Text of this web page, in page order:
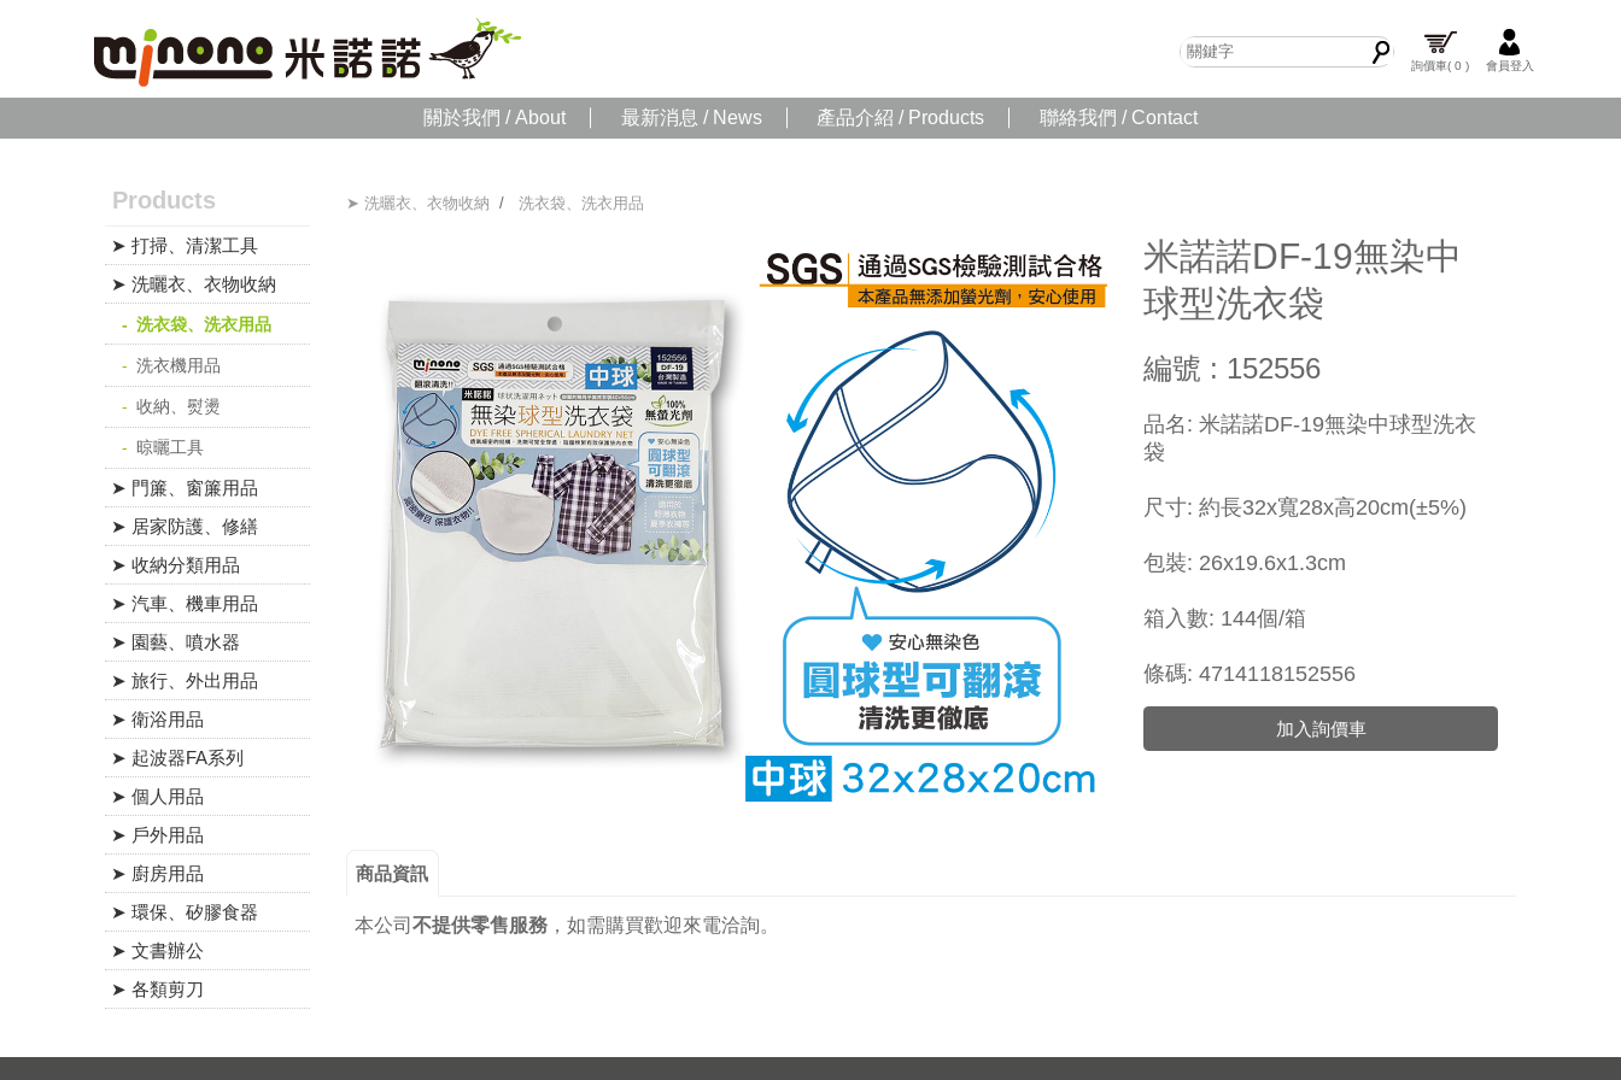
詢價車( 0 ) 會員登入
關於我們 / About 最新消息 / News 產品介紹 / Products 聯絡我們 / Contact
Products
➤ 打掃、清潔工具
➤ 洗曬衣、衣物收納
洗衣袋、洗衣用品
洗衣機用品
收納、熨燙
晾曬工具
➤ 門簾、窗簾用品
➤ 居家防護、修繕
➤ 收納分類用品
➤ 汽車、機車用品
➤ 園藝、噴水器
➤ 旅行、外出用品
➤ 衛浴用品
➤ 起波器FA系列
➤ 個人用品
➤ 戶外用品
➤ 廚房用品
➤ 環保、矽膠食器
➤ 文書辦公
➤ 各類剪刀
➤ 洗曬衣、衣物收納 / 洗衣袋、洗衣用品
米諾諾DF-19無染中
球型洗衣袋
編號 : 152556
品名: 米諾諾DF-19無染中球型洗衣
袋
尺寸: 約長32x寬28x高20cm(±5%)
包裝: 26x19.6x1.3cm
箱入數: 144個/箱
條碼: 4714118152556
加入詢價車
商品資訊
本公司不提供零售服務 ，如需購買歡迎來電洽詢。